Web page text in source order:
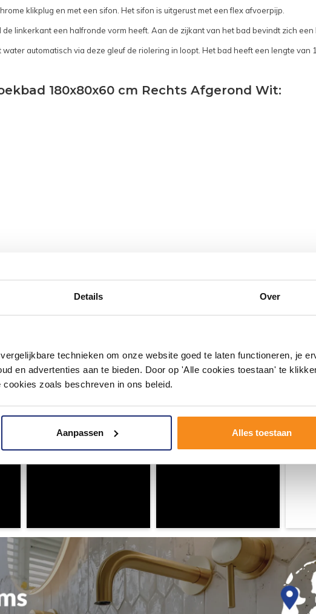
Details Over
technieken om onze website goed te laten functioneren, je
en advertenties aan te bieden. Door op 'Alle cookies toestaan' te
zoals beschreven in ons beleid.
Aanpassen Alles toestaan
klikplug en met een sifon. Het sifon is uitgerust met een flex afvoerpijp.
linkerkant een halfronde vorm heeft. Aan de zijkant van het bad bevindt zich
automatisch via deze gleuf de riolering in loopt. Het bad heeft een lengte van
180x80x60 cm Rechts Afgerond Wit:
#mijndroombadkamer
met #mijndroombadkamer en tag @megadumpnl. Samen
vol met unieke badkamerstijlen. Doe je mee?